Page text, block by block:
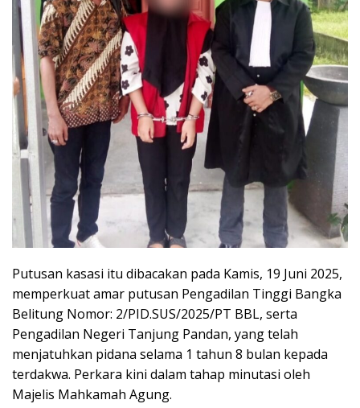
Putusan kasasi itu dibacakan pada Kamis, 19 Juni 2025,
memperkuat amar putusan Pengadilan Tinggi Bangka
Belitung Nomor: 2/PID.SUS/2025/PT BBL, serta
Pengadilan Negeri Tanjung Pandan, yang telah
menjatuhkan pidana selama 1 tahun 8 bulan kepada
terdakwa. Perkara kini dalam tahap minutasi oleh
Majelis Mahkamah Agung.